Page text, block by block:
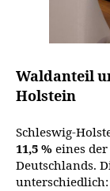
Waldanteil
Holstein
Schleswig-
11,5 % eines
Deutschlands.
unterschiedlich: